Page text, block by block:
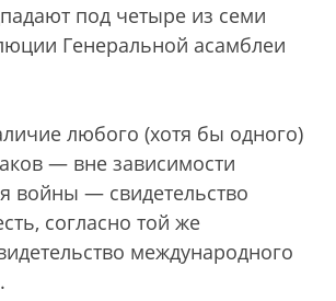
под четыре из семи
Генеральной асамблеи
любого (хотя бы одного)
— вне зависимости
войны — свидетельство
согласно той же
международного